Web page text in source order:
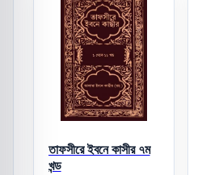
তাফসীরে ইবনে কাসীর ৭ম
খন্ড